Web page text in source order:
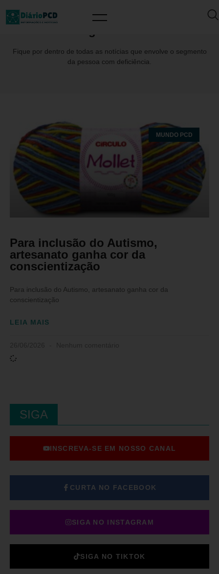
Fique por dentro de todas as notícias que envolve o segmento
da pessoa com deficiência.
MUNDO PCD
Para inclusão do Autismo,
artesanato ganha cor da
conscientização
Para inclusão do Autismo, artesanato ganha cor da
conscientização
LEIA MAIS
SIGA
INSCREVA-SE EM NOSSO CANAL
CURTA NO FACEBOOK
SIGA NO INSTAGRAM
SIGA NO TIKTOK